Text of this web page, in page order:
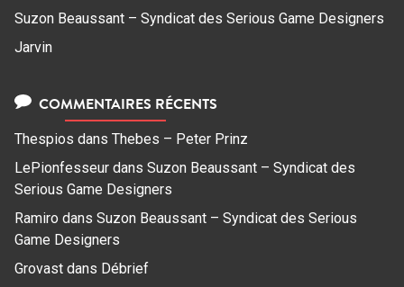
Suzon Beaussant – Syndicat des Serious Game Designers
Jarvin
COMMENTAIRES RÉCENTS
Thespios dans Thebes – Peter Prinz
LePionfesseur dans Suzon Beaussant – Syndicat des
Serious Game Designers
Ramiro dans Suzon Beaussant – Syndicat des Serious
Game Designers
Grovast dans Débrief